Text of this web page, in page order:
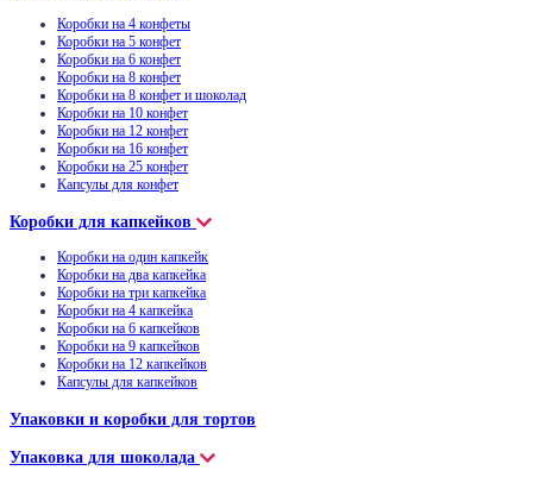
Коробки на 4 конфеты
Коробки на 5 конфет
Коробки на 6 конфет
Коробки на 8 конфет
Коробки на 8 конфет и шоколад
Коробки на 10 конфет
Коробки на 12 конфет
Коробки на 16 конфет
Коробки на 25 конфет
Капсулы для конфет
Коробки для капкейков
Коробки на один капкейк
Коробки на два капкейка
Коробки на три капкейка
Коробки на 4 капкейка
Коробки на 6 капкейков
Коробки на 9 капкейков
Коробки на 12 капкейков
Капсулы для капкейков
Упаковки и коробки для тортов
Упаковка для шоколада